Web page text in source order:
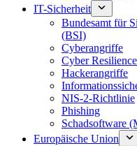
IT-Sicherheit
Bundesamt für
(BSI)
Cyberangriffe
Cyber
Hackerangriffe
NIS-2-Richtlinie
Phishing
Schadsoftware
Europäische Union